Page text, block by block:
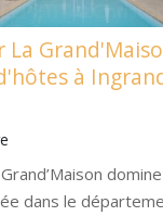
La
à
dans le